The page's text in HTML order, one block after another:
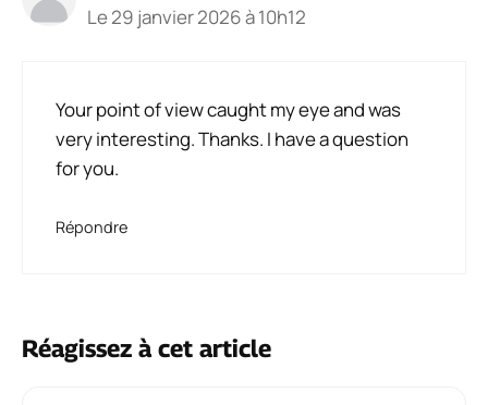
Le 29 janvier 2026 à 10h12
Your point of view caught my eye and was
very interesting. Thanks. I have a question
for you.
Répondre
Réagissez à cet article